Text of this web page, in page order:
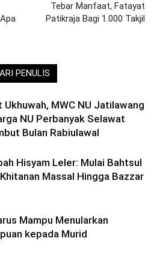
Tebar Manfaat, Fatayat
Patikraja Bagi 1.000 Takjil
PENULIS
Ukhuwah, MWC NU Jatilawang
NU Perbanyak Selawat
Bulan Rabiulawal
Hisyam Leler: Mulai Bahtsul
Massal Hingga Bazzar
Mampu Menularkan
kepada Murid